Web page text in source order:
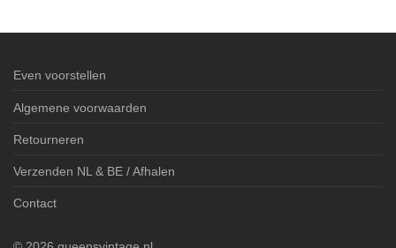
Even voorstellen
Algemene voorwaarden
Retourneren
Verzenden NL & BE / Afhalen
Contact